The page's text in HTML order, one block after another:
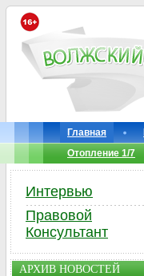
Главная
Отопление 1/7
Интервью
Правовой
Консультант
АРХИВ НОВОСТЕЙ